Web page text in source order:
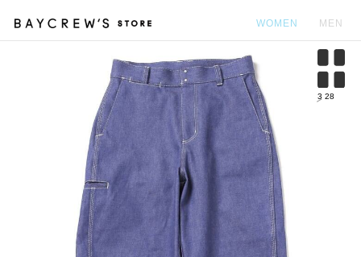
WOMEN MEN
3 28